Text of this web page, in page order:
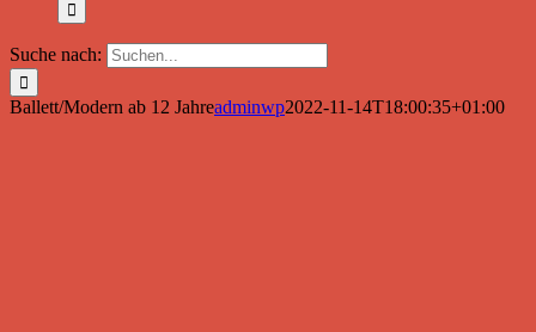
Suche nach:
Ballett/Modern ab 12 Jahreadminwp2022-11-14T18:00:35+01:00